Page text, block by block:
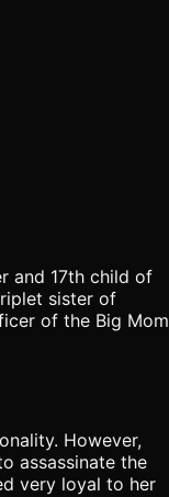
and 17th child of
sister of
of the Big Mom
However,
assassinate the
very loyal to her